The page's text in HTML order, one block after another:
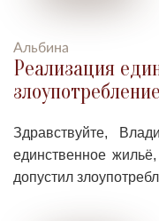
Альбина
Реализация
Здравствуйте,
единственное
допустил